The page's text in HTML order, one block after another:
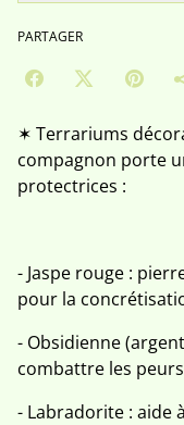
PARTAGER
✶ Terrariums
compagnon porte
protectrices :
- Jaspe rouge :
pour la
- Obsidienne
combattre les
- Labradorite : aide